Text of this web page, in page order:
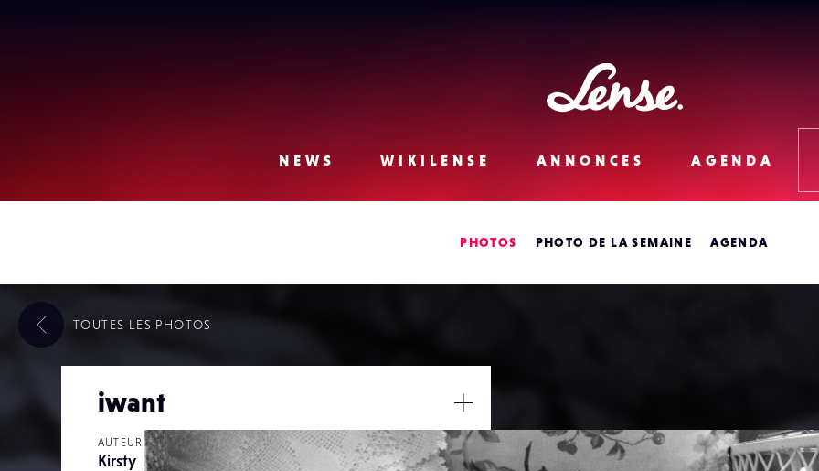
Lense
NEWS
WIKILENSE ANNONCES AGENDA
PHOTOS PHOTO DE LA SEMAINE AGENDA
iwant
AUTEUR
Kirsty
/
Fermer
TOUTES LES PHOTOS